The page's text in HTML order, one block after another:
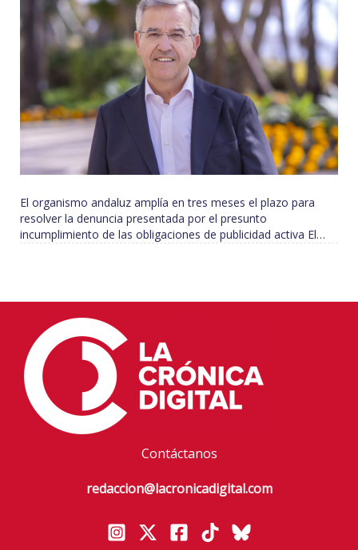
El organismo andaluz amplía en tres meses el plazo para
resolver la denuncia presentada por el presunto
incumplimiento de las obligaciones de publicidad activa El…
Contáctanos
redaccion@lacronicadigital.com